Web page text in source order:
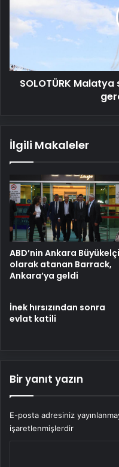
uçuşu
gerçekleştirdi
SOLOTÜRK
İlgili Makaleler
ABD’nin Ankara
olarak atanan Barrack,
Ankara’ya geldi
İnek hırsızından sonra
evlat katili
Bir yanıt yazın
E-posta adresiniz
işaretlenmişlerdir